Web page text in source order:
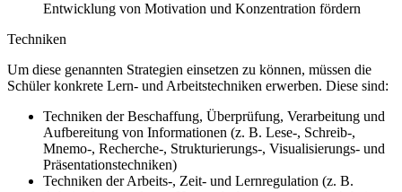
Entwicklung von Motivation und Konzentration fördern
Techniken
Um diese genannten Strategien einsetzen zu können, müssen die
Schüler konkrete Lern- und Arbeitstechniken erwerben. Diese sind:
Techniken der Beschaffung, Überprüfung, Verarbeitung und
Aufbereitung von Informationen (z. B. Lese-, Schreib-,
Mnemo-, Recherche-, Strukturierungs-, Visualisierungs- und
Präsentationstechniken)
Techniken der Arbeits-, Zeit- und Lernregulation (z. B.